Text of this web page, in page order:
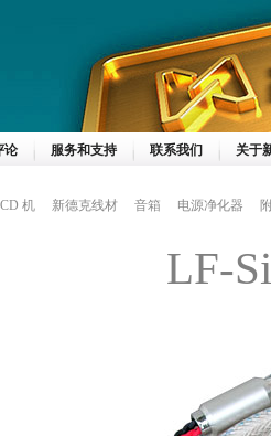
论 服务和支持 联系我们 关于
机 新德克线材 音箱 电源净化器
LF-